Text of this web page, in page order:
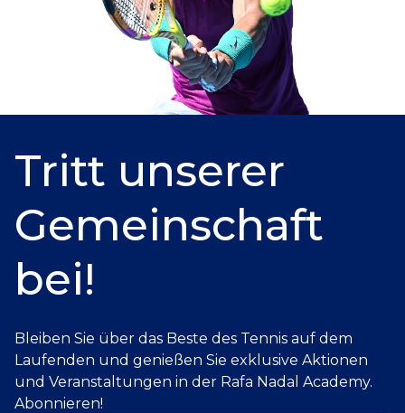
Tritt unserer
Gemeinschaft
bei!
Bleiben Sie über das Beste des Tennis auf dem
Laufenden und genießen Sie exklusive Aktionen
und Veranstaltungen in der Rafa Nadal Academy.
Abonnieren!